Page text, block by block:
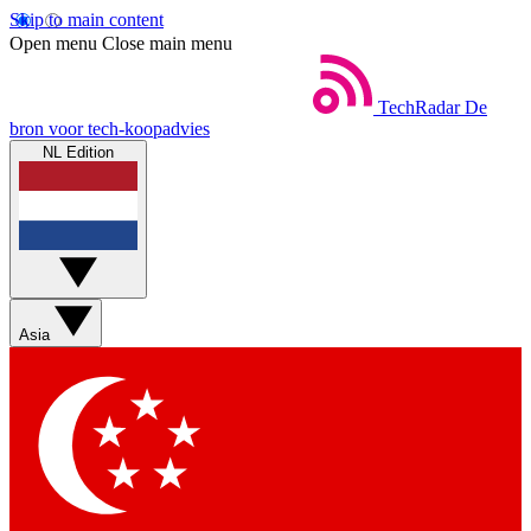
Skip to main content
Open menu Close main menu
TechRadar De
bron voor tech-koopadvies
NL Edition
Asia